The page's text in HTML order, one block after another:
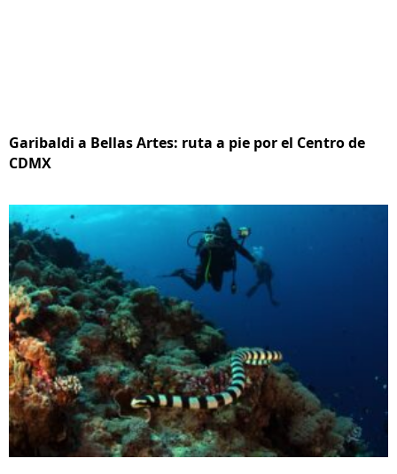
Garibaldi a Bellas Artes: ruta a pie por el Centro de
CDMX